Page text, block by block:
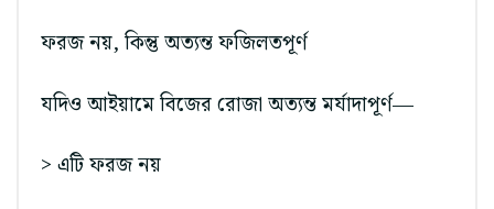
ফরজ নয়, কিন্তু অত্যন্ত ফজিলতপূর্ণ
যদিও আইয়ামে বিজের রোজা অত্যন্ত মর্যাদাপূর্ণ—
> এটি ফরজ নয়